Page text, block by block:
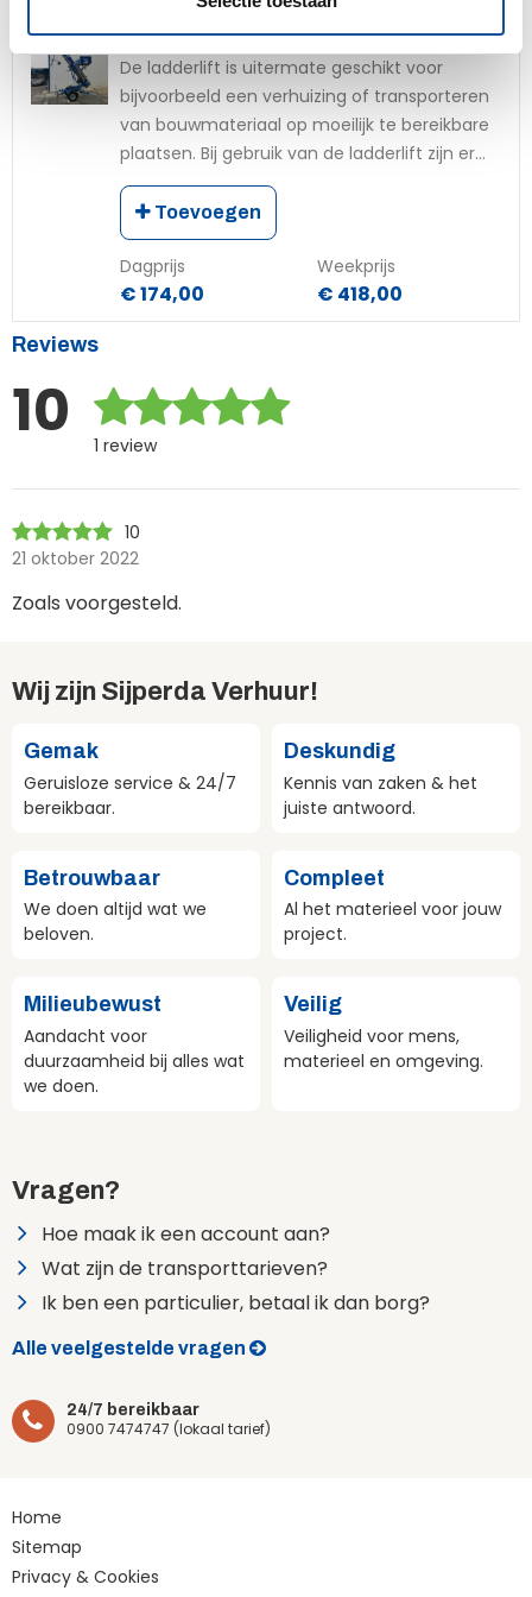
e
Ladderlift 18 meter Benzine
De ladderlift is uitermate geschikt voor
bijvoorbeeld een verhuizing of transporteren
van bouwmateriaal op moeilijk te bereikbare
plaatsen. Bij gebruik van de ladderlift zijn er...
Toevoegen
Dagprijs
€ 174,00
Weekprijs
€ 418,00
Reviews
10 1 review
10
21 oktober 2022
Zoals voorgesteld.
Wij zijn Sijperda Verhuur!
Gemak
Geruisloze service & 24/7
bereikbaar.
Deskundig
Kennis van zaken & het
juiste antwoord.
Betrouwbaar
We doen altijd wat we
beloven.
Compleet
Al het materieel voor jouw
project.
Milieubewust
Aandacht voor
duurzaamheid bij alles wat
we doen.
Veilig
Veiligheid voor mens,
materieel en omgeving.
Vragen?
Hoe maak ik een account aan?
Wat zijn de transporttarieven?
Ik ben een particulier, betaal ik dan borg?
Alle veelgestelde vragen
24/7 bereikbaar
0900 7474747 (lokaal tarief)
Home
Sitemap
Privacy & Cookies